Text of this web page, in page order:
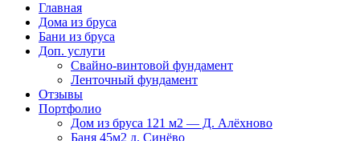
Главная
Дома из бруса
Бани из бруса
Доп. услуги
Свайно-винтовой фундамент
Ленточный фундамент
Отзывы
Портфолио
Дом из бруса 121 м2 — Д. Алёхново
Баня 45м2 д. Синёво